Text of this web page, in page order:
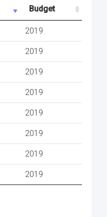
Budget
2019
2019
2019
2019
2019
2019
2019
2019